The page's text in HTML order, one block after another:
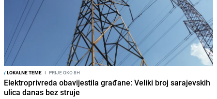
/LOKALNE TEME I PRIJE OKO 8H
Elektroprivreda obavijestila građane: Veliki broj sarajevskih
ulica danas bez struje